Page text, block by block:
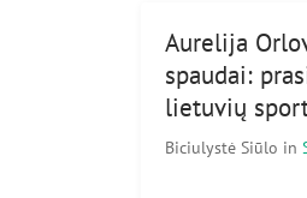
Aurelija
spaudai:
lietuvių
Biciulystė Siūlo in